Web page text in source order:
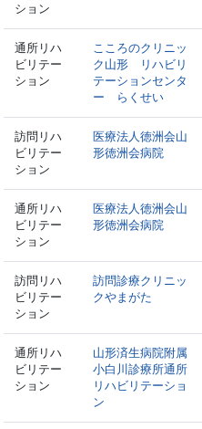
ション
通所リハ
ビリテー
ション
こころのクリニッ
ク山形 リハビリ
テーションセンタ
ー らくせい
訪問リハ
ビリテー
ション
医療法人徳洲会山
形徳洲会病院
通所リハ
ビリテー
ション
医療法人徳洲会山
形徳洲会病院
訪問リハ
ビリテー
ション
訪問診療クリニッ
クやまがた
通所リハ
ビリテー
ション
山形済生病院附属
小白川診療所通所
リハビリテーショ
ン